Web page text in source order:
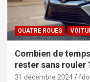
QUATRE ROUES
Combien de
rester sans rouler
31 décembre 2024